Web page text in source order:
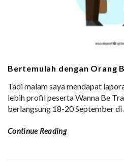
Bertemulah dengan Orang
Tadi malam saya mendapat
lebih profil peserta Wanna Be
berlangsung 18-20 September di
Continue Reading